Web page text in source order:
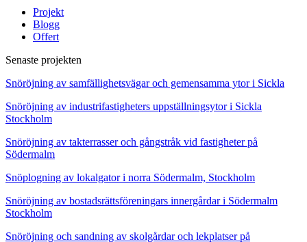
Projekt
Blogg
Offert
Senaste projekten
Snöröjning av samfällighetsvägar och gemensamma ytor i Sickla
Snöröjning av industrifastigheters uppställningsytor i Sickla
Stockholm
Snöröjning av takterrasser och gångstråk vid fastigheter på
Södermalm
Snöplogning av lokalgator i norra Södermalm, Stockholm
Snöröjning av bostadsrättsföreningars innergårdar i Södermalm
Stockholm
Snöröjning och sandning av skolgårdar och lekplatser på